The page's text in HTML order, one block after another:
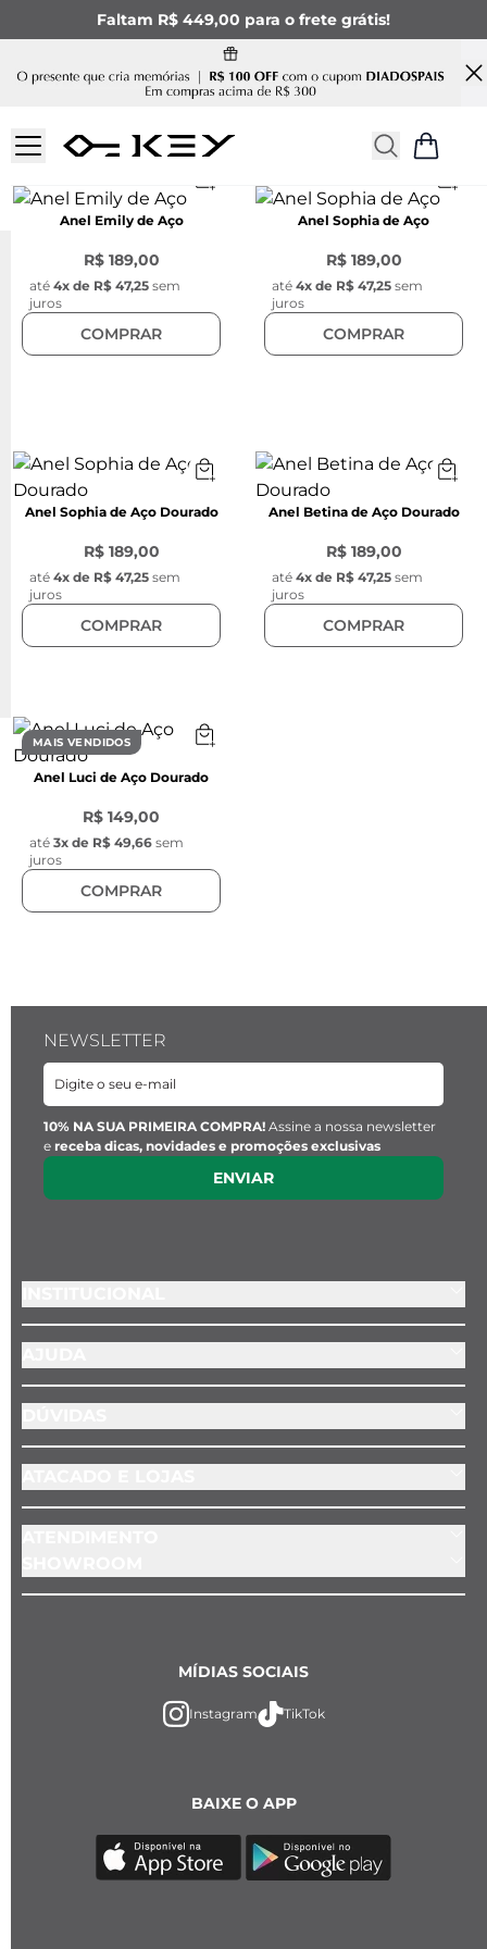
Faltam R$ 449,00 para o frete grátis!
Anel Emily de Aço
R$ 189,00
até 4x de R$ 47,25 sem
juros
COMPRAR
Anel Sophia de Aço
R$ 189,00
até 4x de R$ 47,25 sem
juros
COMPRAR
Anel Sophia de Aço Dourado
R$ 189,00
até 4x de R$ 47,25 sem
juros
COMPRAR
Anel Betina de Aço Dourado
R$ 189,00
até 4x de R$ 47,25 sem
juros
COMPRAR
MAIS VENDIDOS
Anel Luci de Aço Dourado
R$ 149,00
até 3x de R$ 49,66 sem
juros
COMPRAR
NEWSLETTER
10% NA SUA PRIMEIRA COMPRA! Assine a nossa newsletter
e receba dicas, novidades e promoções exclusivas
ENVIAR
BAIXE O APP
MÍDIAS SOCIAIS
Instagram TikTok